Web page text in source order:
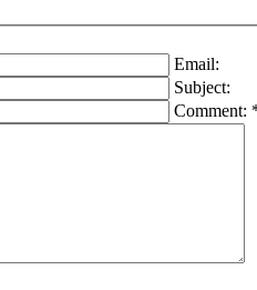
Email:
Subject:
Comment: